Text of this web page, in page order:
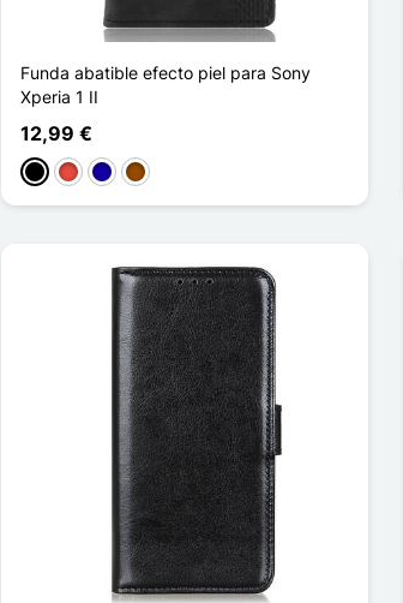
Funda abatible efecto piel para Sony
Xperia 1 II
12,99 €
NegroRojoAzul oscuro
Marrón